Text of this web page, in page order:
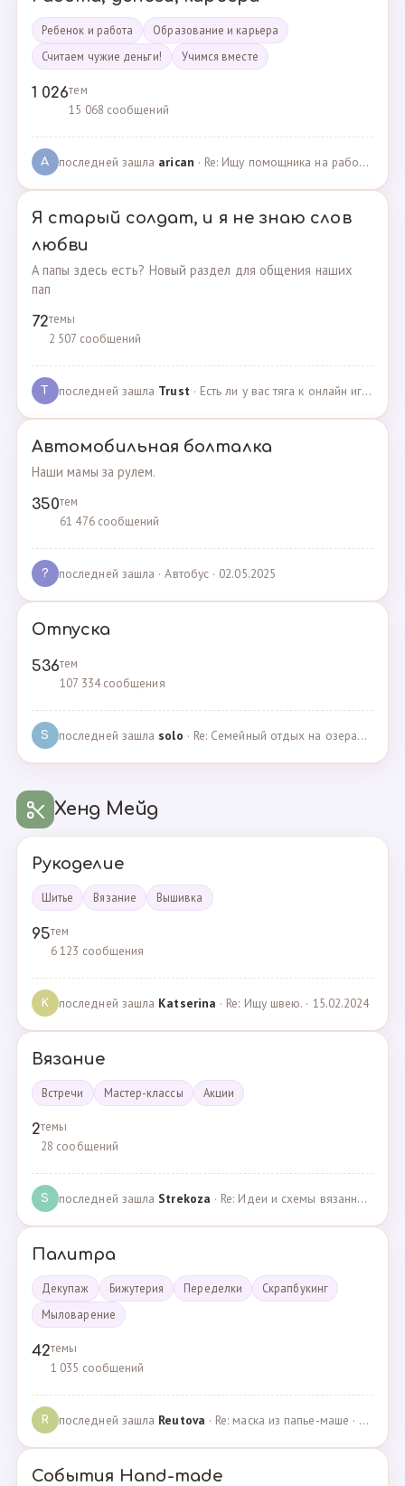
Ребенок и работа
Образование и карьера
Считаем чужие деньги!
Учимся вместе
1 026тем
15 068 сообщений
A последней зашла arican · Re: Ищу помощника на работе · 14.01.2025
Я старый солдат, и я не знаю слов
любви
А папы здесь есть? Новый раздел для общения наших
пап
72темы
2 507 сообщений
T последней зашла Trust · Есть ли у вас тяга к онлайн играм? · 02.05.2025
Автомобильная болталка
Наши мамы за рулем.
350тем
61 476 сообщений
? последней зашла · Автобус · 02.05.2025
Отпуска
536тем
107 334 сообщения
S последней зашла solo · Re: Семейный отдых на озерах Челябинской области. П… · 04.05.2025
Хенд Мейд
Рукоделие
Шитье Вязание Вышивка
95тем
6 123 сообщения
K последней зашла Katserina · Re: Ищу швею. · 15.02.2024
Вязание
Встречи Мастер-классы Акции
2темы
28 сообщений
S последней зашла Strekoza · Re: Идеи и схемы вязанных шариков · 16.12.2020
Палитра
Декупаж Бижутерия Переделки
Скрапбукинг
Мыловарение
42темы
1 035 сообщений
R последней зашла Reutova · Re: маска из папье-маше · 20.12.2022
События Hand-made